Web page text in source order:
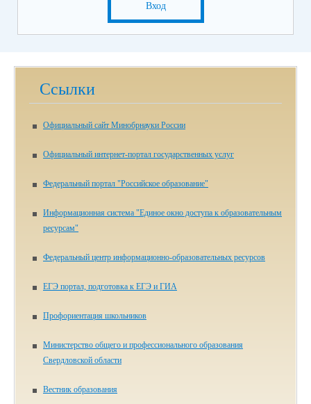
Вход
Ссылки
Официальный сайт Минобрнауки России
Официальный интернет-портал государственных услуг
Федеральный портал "Российское образование"
Информационная система "Единое окно доступа к образовательным
ресурсам"
Федеральный центр информационно-образовательных ресурсов
ЕГЭ портал, подготовка к ЕГЭ и ГИА
Профориентация школьников
Министерство общего и профессионального образования
Свердловской области
Вестник образования